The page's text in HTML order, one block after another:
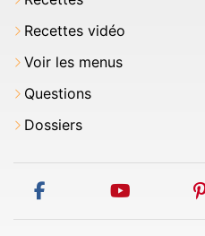
Recettes vidéo
Voir les menus
Questions
Dossiers
facebook youtube